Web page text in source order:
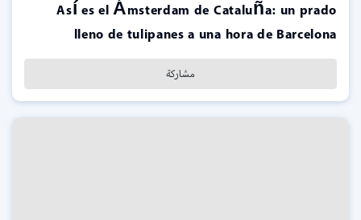
Así es el Ámsterdam de Cataluña: un prado
lleno de tulipanes a una hora de Barcelona
مشاركة